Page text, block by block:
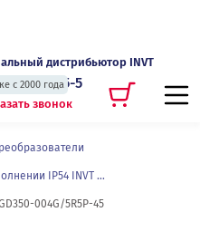
дистрибьютор INVT
с 2000 года
135-135-5
звонок
Преобразователи частоты в исполнении IP54 INVT GD350
004G/5R5P-45